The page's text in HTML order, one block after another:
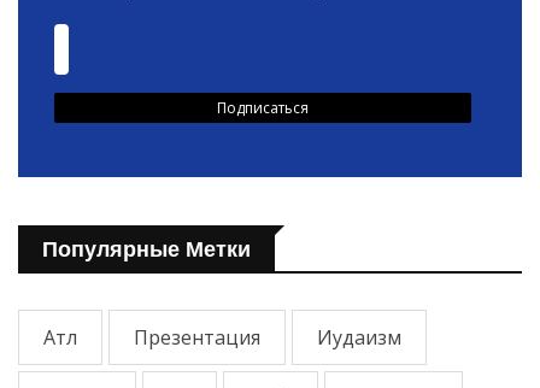
Популярные Метки
Атл Презентация Иудаизм